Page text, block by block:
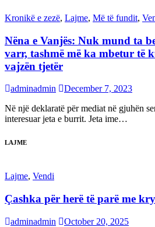
Kronikë e zezë, Lajme, Më të fundit,
Nëna e Vanjës: Nuk mund ta
varr, tashmë më ka mbetur të
vajzën tjetër
adminadmin
December 7, 2023
Në një deklaratë për mediat në gjuhën
interesuar jeta e burrit. Jeta ime…
LAJME
Lajme, Vendi
Çashka për herë të parë me
adminadmin
October 20, 2025